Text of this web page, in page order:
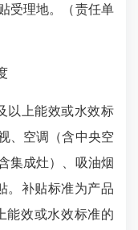
受理地。（责任单
上能效或水效标
、空调（含中央空
集成灶）、吸油烟
。补贴标准为产品
能效或水效标准的